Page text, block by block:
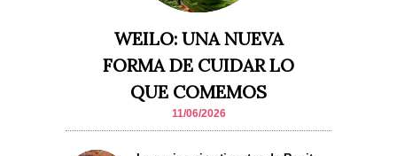
WEILO: UNA NUEVA
FORMA DE CUIDAR LO
QUE COMEMOS
11/06/2026